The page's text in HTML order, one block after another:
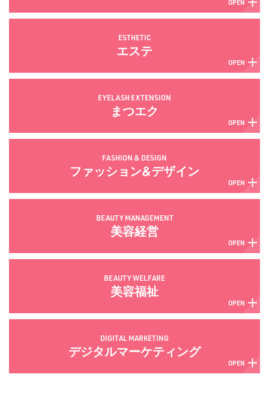
ESTHETIC
エステ
EYELASH EXTENSION
まつエク
FASHION & DESIGN
ファッション&デザイン
BEAUTY MANAGEMENT
美容経営
BEAUTY WELFARE
美容福祉
DIGITAL MARKETING
デジタルマーケティング